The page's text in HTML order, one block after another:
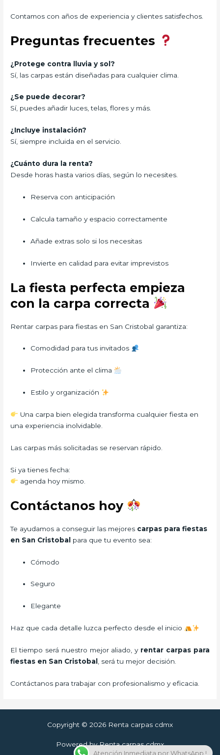
Contamos con años de experiencia y clientes satisfechos.
Preguntas frecuentes
¿Protege contra lluvia y sol?
Sí, las carpas están diseñadas para cualquier clima.
¿Se puede decorar?
Sí, puedes añadir luces, telas, flores y más.
¿Incluye instalación?
Sí, siempre incluida en el servicio.
¿Cuánto dura la renta?
Desde horas hasta varios días, según lo necesites.
Reserva con anticipación
Calcula tamaño y espacio correctamente
Añade extras solo si los necesitas
Invierte en calidad para evitar imprevistos
La fiesta perfecta empieza
con la carpa correcta
Rentar carpas para fiestas en San Cristobal garantiza:
Comodidad para tus invitados
Protección ante el clima
Estilo y organización
Una carpa bien elegida transforma cualquier fiesta en
una experiencia inolvidable.
Las carpas más solicitadas se reservan rápido.
Si ya tienes fecha:
agenda hoy mismo.
Contáctanos hoy
Te ayudamos a conseguir las mejores carpas para fiestas
en San Cristobal para que tu evento sea:
Cómodo
Seguro
Elegante
Haz que cada detalle luzca perfecto desde el inicio
El tiempo será nuestro mejor aliado, y rentar carpas para
fiestas en San Cristobal , será tu mejor decisión.
Contáctanos para trabajar con profesionalismo y eficacia.
Copyright © 2026 Renta carpas cdmx
Powered by Renta carpas cdmx
Atención Inmediata por WhatsApp !